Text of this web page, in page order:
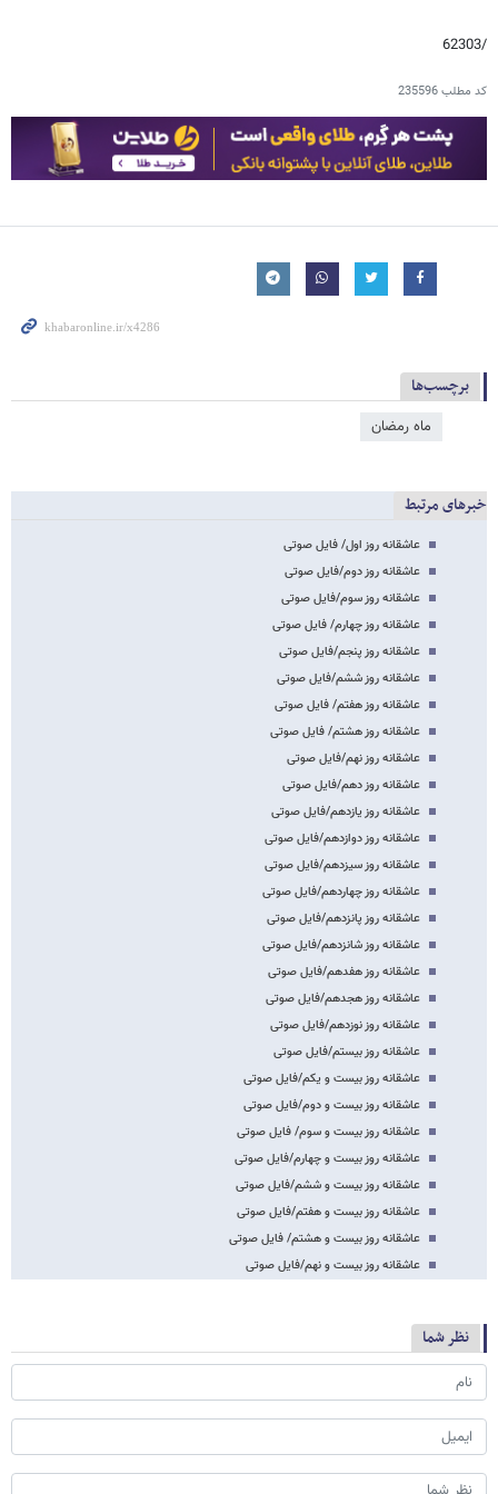
/62303
کد مطلب235596
برچسب‌ها
ماه رمضان
خبرهای مرتبط
عاشقانه روز اول/ فایل صوتی
عاشقانه روز دوم/فایل صوتی
عاشقانه روز سوم/فایل صوتی
عاشقانه روز چهارم/ فایل صوتی
عاشقانه روز پنجم/فایل صوتی
عاشقانه روز ششم/فایل صوتی
عاشقانه روز هفتم/ فایل صوتی
عاشقانه روز هشتم/ فایل صوتی
عاشقانه روز نهم/فایل صوتی
عاشقانه روز دهم/فایل صوتی
عاشقانه روز یازدهم/فایل صوتی
عاشقانه روز دوازدهم/فایل صوتی
عاشقانه روز سیزدهم/فایل صوتی
عاشقانه روز چهاردهم/فایل صوتی
عاشقانه روز پانزدهم/فایل صوتی
عاشقانه روز شانزدهم/فایل صوتی
عاشقانه روز هفدهم/فایل صوتی
عاشقانه روز هجدهم/فایل صوتی
عاشقانه روز نوزدهم/فایل صوتی
عاشقانه روز بیستم/فایل صوتی
عاشقانه روز بیست و یکم/فایل صوتی
عاشقانه روز بیست و دوم/فایل صوتی
عاشقانه روز بیست و سوم/ فایل صوتی
عاشقانه روز بیست و چهارم/فایل صوتی
عاشقانه روز بیست و ششم/فایل صوتی
عاشقانه روز بیست و هفتم/فایل صوتی
عاشقانه روز بیست و هشتم/ فایل صوتی
عاشقانه روز بیست و نهم/فایل صوتی
نظر شما